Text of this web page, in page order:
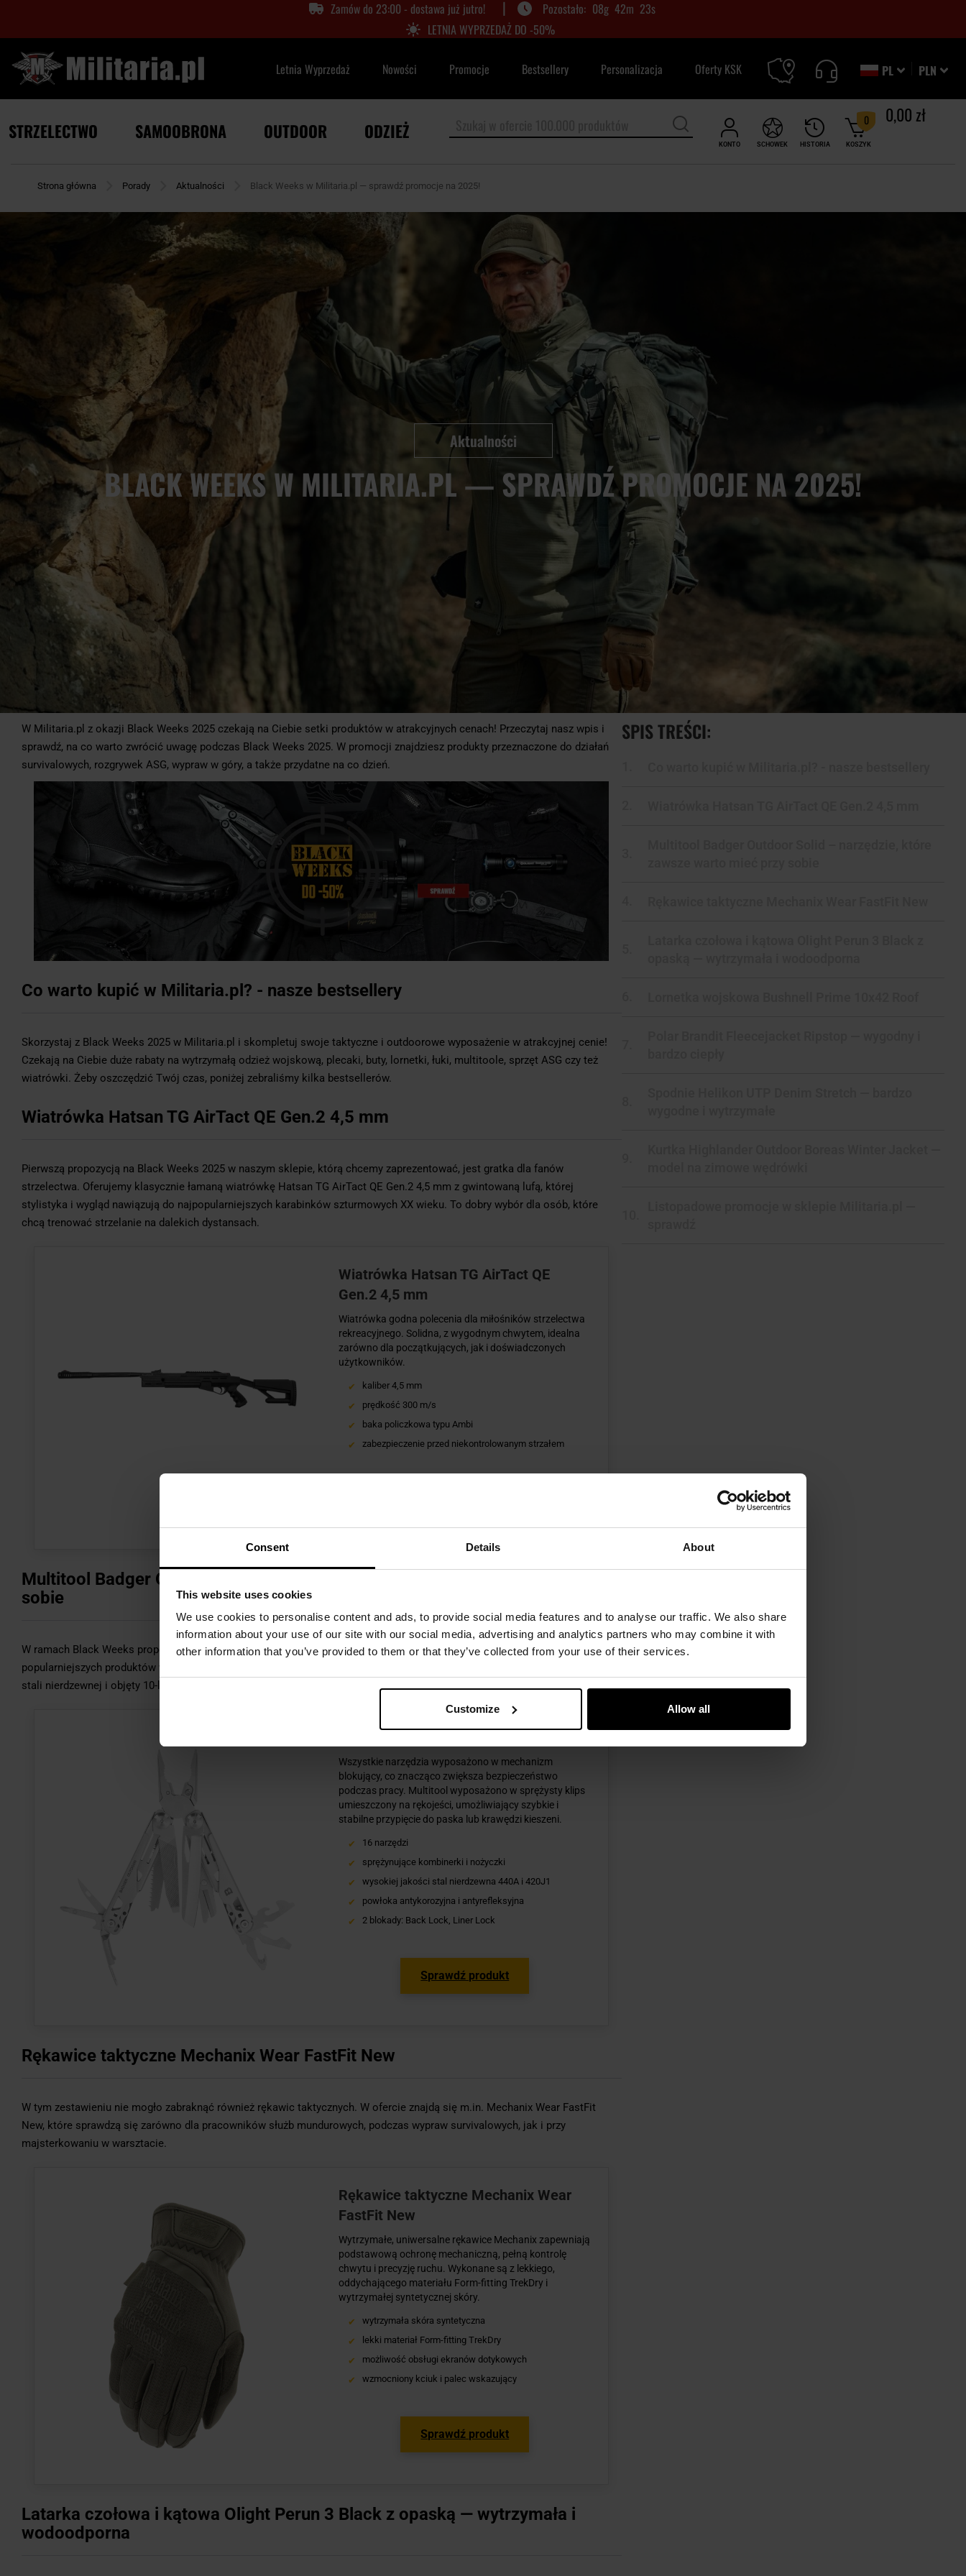
Consent Details About
This website uses cookies
We use cookies to personalise content and ads, to provide social media features and to analyse our traffic. We also share
information about your use of our site with our social media, advertising and analytics partners who may combine it with
other information that you’ve provided to them or that they’ve collected from your use of their services.
Customize Allow all
Zamów do 23:00 - dostawa już jutro! | 08g 42m 22s
LETNIA WYPRZEDAŻ DO -50%
PLN
PL
Letnia Wyprzedaż Nowości Promocje Bestsellery Personalizacja Oferty KSK
KONTO HISTORIA
SCHOWEK KOSZYK
0 0,00 zł
STRZELECTWO SAMOOBRONA OUTDOOR ODZIEŻ
Strona główna Porady Aktualności Black Weeks w Militaria.pl — sprawdź promocje na 2025!
Aktualności
BLACK WEEKS W MILITARIA.PL — SPRAWDŹ PROMOCJE NA 2025!
W Militaria.pl z okazji Black Weeks 2025 czekają na Ciebie setki produktów w atrakcyjnych cenach! Przeczytaj nasz wpis i
sprawdź, na co warto zwrócić uwagę podczas Black Weeks 2025. W promocji znajdziesz produkty przeznaczone do działań
survivalowych, rozgrywek ASG, wypraw w góry, a także przydatne na co dzień.
Co warto kupić w Militaria.pl? - nasze bestsellery
Skorzystaj z Black Weeks 2025 w Militaria.pl i skompletuj swoje taktyczne i outdoorowe wyposażenie w atrakcyjnej cenie!
Czekają na Ciebie duże rabaty na wytrzymałą odzież wojskową, plecaki, buty, lornetki, łuki, multitoole, sprzęt ASG czy też
wiatrówki. Żeby oszczędzić Twój czas, poniżej zebraliśmy kilka bestsellerów.
Wiatrówka Hatsan TG AirTact QE Gen.2 4,5 mm
Pierwszą propozycją na Black Weeks 2025 w naszym sklepie, którą chcemy zaprezentować, jest gratka dla fanów
strzelectwa. Oferujemy klasycznie łamaną wiatrówkę Hatsan TG AirTact QE Gen.2 4,5 mm z gwintowaną lufą, której
stylistyka i wygląd nawiązują do najpopularniejszych karabinków szturmowych XX wieku. To dobry wybór dla osób, które
chcą trenować strzelanie na dalekich dystansach.
Wiatrówka Hatsan TG AirTact QE
Gen.2 4,5 mm
Wiatrówka godna polecenia dla miłośników strzelectwa
rekreacyjnego. Solidna, z wygodnym chwytem, idealna
zarówno dla początkujących, jak i doświadczonych
użytkowników.
kaliber 4,5 mm
prędkość 300 m/s
baka policzkowa typu Ambi
zabezpieczenie przed niekontrolowanym strzałem
Multitool Badger Outdoor Solid – narzędzie, które zawsze warto mieć przy
sobie
W ramach Black Weeks proponujemy również multitool Badger Outdoor Solid w nowej, atrakcyjnej cenie. To jeden z
popularniejszych produktów w naszym sklepie. Wyposażony jest w 16 funkcjonalnych narzędzi, wykonany z wysokiej jakości
stali nierdzewnej i objęty 10-letnią gwarancją.
Wszystkie narzędzia wyposażono w mechanizm
blokujący, co znacząco zwiększa bezpieczeństwo
podczas pracy. Multitool wyposażono w sprężysty klips
umieszczony na rękojeści, umożliwiający szybkie i
stabilne przypięcie do paska lub krawędzi kieszeni.
16 narzędzi
sprężynujące kombinerki i nożyczki
wysokiej jakości stal nierdzewna 440A i 420J1
powłoka antykorozyjna i antyrefleksyjna
2 blokady: Back Lock, Liner Lock
Sprawdź produkt
Rękawice taktyczne Mechanix Wear FastFit New
W tym zestawieniu nie mogło zabraknąć również rękawic taktycznych. W ofercie znajdą się m.in. Mechanix Wear FastFit
New, które sprawdzą się zarówno dla pracowników służb mundurowych, podczas wypraw survivalowych, jak i przy
majsterkowaniu w warsztacie.
Rękawice taktyczne Mechanix Wear
FastFit New
Wytrzymałe, uniwersalne rękawice Mechanix zapewniają
podstawową ochronę mechaniczną, pełną kontrolę
chwytu i precyzję ruchu. Wykonane są z lekkiego,
oddychającego materiału Form-fitting TrekDry i
wytrzymałej syntetycznej skóry.
wytrzymała skóra syntetyczna
lekki materiał Form-fitting TrekDry
możliwość obsługi ekranów dotykowych
wzmocniony kciuk i palec wskazujący
Sprawdź produkt
Latarka czołowa i kątowa Olight Perun 3 Black z opaską — wytrzymała i
wodoodporna
SPIS TREŚCI: